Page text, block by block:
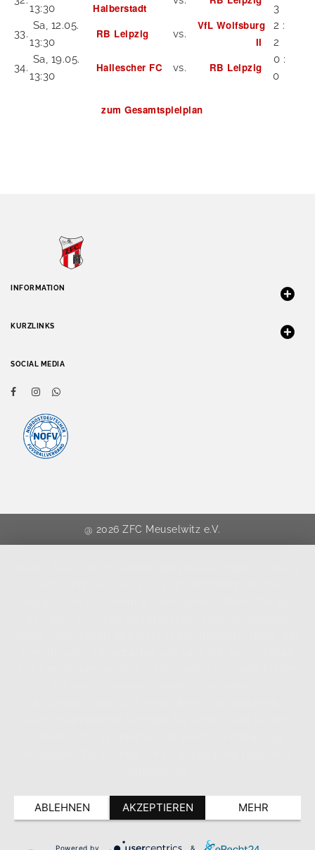
13:30
Halberstadt
3
33.
Sa, 12.05.
13:30
RB Leipzig vs.
VfL Wolfsburg
II
2 :
2
34.
Sa, 19.05.
13:30
Hallescher FC vs. RB Leipzig
0 :
0
zum Gesamtspielplan
ABLEHNEN AKZEPTIEREN MEHR
Powered by &
INFORMATION
KURZLINKS
SOCIAL MEDIA
@ 2026 ZFC Meuselwitz e.V.